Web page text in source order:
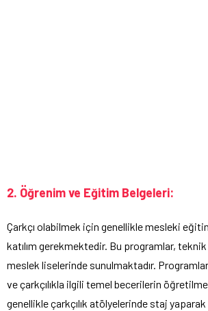
2. Öğrenim ve Eğitim Belgeleri:
Çarkçı olabilmek için genellikle mesleki
katılım gerekmektedir. Bu programlar,
meslek liselerinde sunulmaktadır.
ve çarkçılıkla ilgili temel becerilerin
genellikle çarkçılık atölyelerinde staj